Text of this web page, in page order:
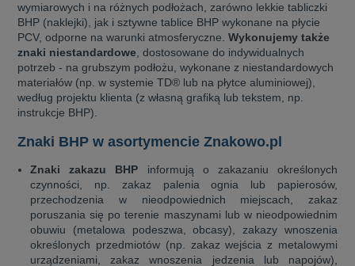
wymiarowych i na różnych podłożach, zarówno lekkie tabliczki
BHP (naklejki), jak i sztywne tablice BHP wykonane na płycie
PCV, odporne na warunki atmosferyczne.Wykonujemy także
znaki niestandardowe , dostosowane do indywidualnych
potrzeb - na grubszym podłożu, wykonane z niestandardowych
materiałów (np. w systemie TD® lub na płytce aluminiowej),
według projektu klienta (z własną grafiką lub tekstem, np.
instrukcje BHP).
Znaki BHP w asortymencie Znakowo.pl
Znaki zakazu BHP informują o zakazaniu określonych
czynności, np. zakaz palenia ognia lub papierosów,
przechodzenia w nieodpowiednich miejscach, zakaz
poruszania się po terenie maszynami lub w nieodpowiednim
obuwiu (metalowa podeszwa, obcasy), zakazy wnoszenia
określonych przedmiotów (np. zakaz wejścia z metalowymi
urządzeniami, zakaz wnoszenia jedzenia lub napojów),